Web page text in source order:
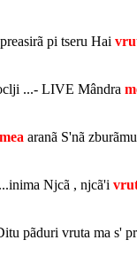
pi tseru Hai
...- LIVE Mândra
mea aranã S'nã
Njcã , njcã'i
pãduri vruta ma s'